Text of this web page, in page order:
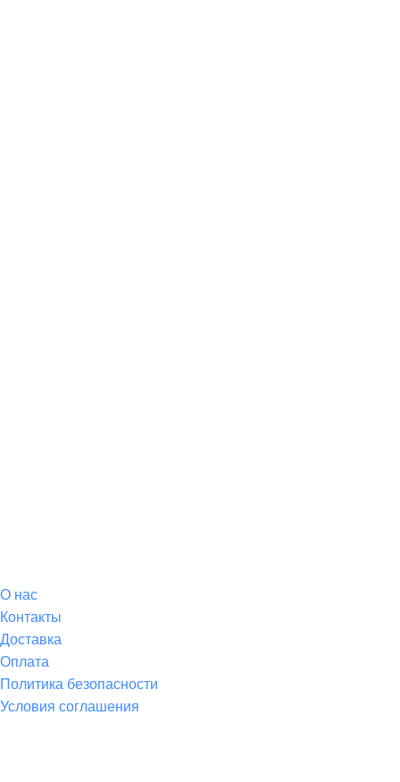
О нас
Контакты
Доставка
Оплата
Политика безопасности
Условия соглашения